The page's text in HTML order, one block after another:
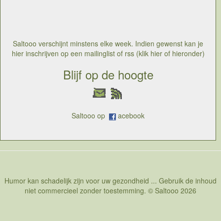
Saltooo verschijnt minstens elke week. Indien gewenst kan je
hier inschrijven op een mailinglist of rss (klik hier of hieronder)
Blijf op de hoogte
Saltooo op acebook
Humor kan schadelijk zijn voor uw gezondheid ... Gebruik de inhoud
niet commercieel zonder toestemming. © Saltooo 2026